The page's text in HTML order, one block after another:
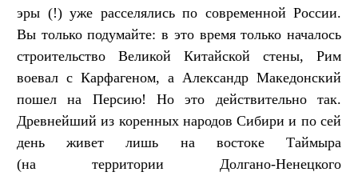
эры (!) уже расселялись по современной России.
Вы только подумайте: в это время только началось
строительство Великой Китайской стены, Рим
воевал с Карфагеном, а Александр Македонский
пошел на Персию! Но это действительно так.
Древнейший из коренных народов Сибири и по сей
день живет лишь на востоке Таймыра
(на территории Долгано-Ненецкого